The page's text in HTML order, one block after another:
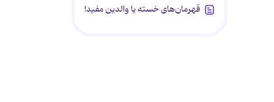
قهرمان‌های خسته یا والدین مفید!